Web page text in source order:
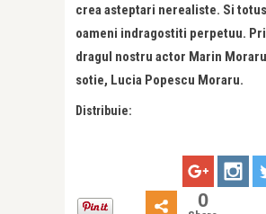
crea asteptari nerealiste. Si
oameni indragostiti perpetuu.
dragul nostru actor Marin
sotie, Lucia Popescu Moraru.
Distribuie:
0